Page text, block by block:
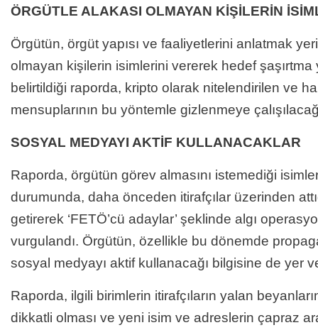
ÖRGÜTLE ALAKASI OLMAYAN KİŞİLERİN
Örgütün, örgüt yapısı ve faaliyetlerini anlatmak
olmayan kişilerin isimlerini vererek hedef
belirtildiği raporda, kripto olarak nitelendirilen ve
mensuplarının bu yöntemle gizlenmeye
SOSYAL MEDYAYI AKTİF KULLANACAKLAR
Raporda, örgütün görev almasını istemediği
durumunda, daha önceden itirafçılar üzerinden
getirerek ‘FETÖ’cü adaylar’ şeklinde algı
vurgulandı. Örgütün, özellikle bu dönemde
sosyal medyayı aktif kullanacağı bilgisine de yer
Raporda, ilgili birimlerin itirafçıların yalan
dikkatli olması ve yeni isim ve adreslerin çapraz